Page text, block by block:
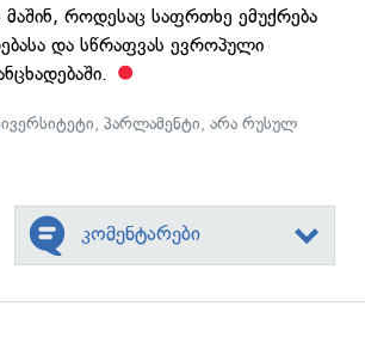
მაშინ, როდესაც საფრთხე ემუქრება
და სწრაფვას ევროპული
,პარლამენტი,არა რუსულ
კომენტარები